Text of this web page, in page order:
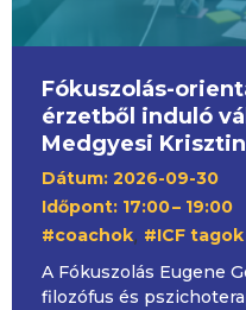
Fókuszolás-
érzetből induló
Medgyesi
Dátum: 2026-09-30
Időpont: 17:00– 19:00
#coachok, #ICF tagok
A Fókuszolás Eugene
filozófus és